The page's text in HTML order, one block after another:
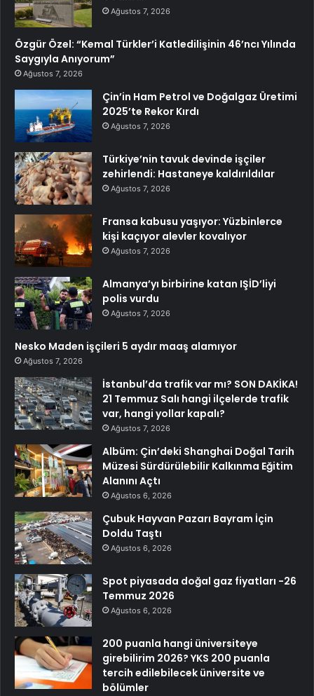
Ağustos 7, 2026
Özgür Özel: “Kemal Türkler’i Katledilişinin 46’ncı Yılında
Saygıyla Anıyorum”
Ağustos 7, 2026
Çin’in Ham Petrol ve Doğalgaz Üretimi
2025’te Rekor Kırdı
Ağustos 7, 2026
Türkiye’nin tavuk devinde işçiler
zehirlendi: Hastaneye kaldırıldılar
Ağustos 7, 2026
Fransa kabusu yaşıyor: Yüzbinlerce
kişi kaçıyor alevler kovalıyor
Ağustos 7, 2026
Almanya’yı birbirine katan IŞİD’liyi
polis vurdu
Ağustos 7, 2026
Nesko Maden işçileri 5 aydır maaş alamıyor
Ağustos 7, 2026
İstanbul’da trafik var mı? SON DAKİKA!
21 Temmuz Salı hangi ilçelerde trafik
var, hangi yollar kapalı?
Ağustos 7, 2026
Albüm: Çin’deki Shanghai Doğal Tarih
Müzesi Sürdürülebilir Kalkınma Eğitim
Alanını Açtı
Ağustos 6, 2026
Çubuk Hayvan Pazarı Bayram İçin
Doldu Taştı
Ağustos 6, 2026
Spot piyasada doğal gaz fiyatları -26
Temmuz 2026
Ağustos 6, 2026
200 puanla hangi üniversiteye
girebilirim 2026? YKS 200 puanla
tercih edilebilecek üniversite ve
bölümler